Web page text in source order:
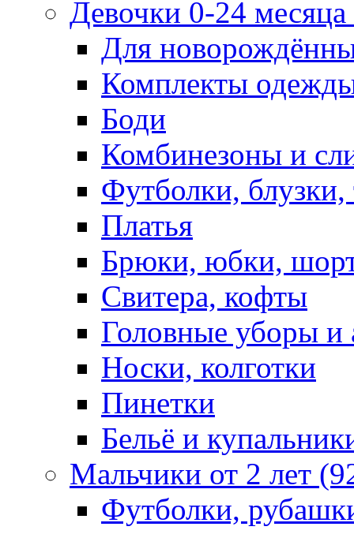
Девочки 0-24
Для
Комплекты
Боди
Комбинезоны и
Футболки,
Платья
Брюки, юбки,
Свитера, кофты
Головные уборы и
Носки, колготки
Пинетки
Бельё и
Мальчики от 2 лет
Футболки,